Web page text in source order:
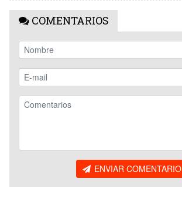
COMENTARIOS
ENVIAR COMENTARIO